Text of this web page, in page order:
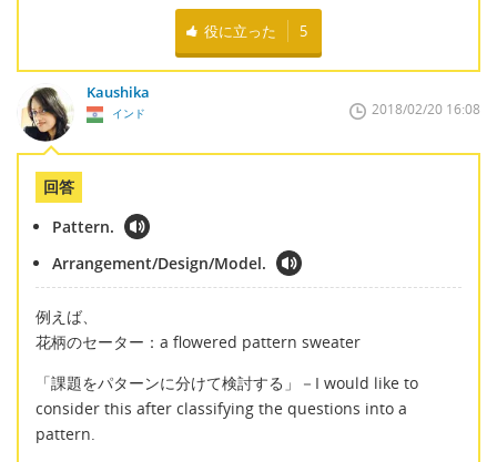
役に立った 5
Kaushika
インド 2018/02/20 16:08
回答
Pattern.
Arrangement/Design/Model.
例えば、
花柄のセーター：a flowered pattern sweater
「課題をパターンに分けて検討する」－I would like to
consider this after classifying the questions into a
pattern.